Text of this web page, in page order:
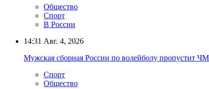
Общество
Спорт
В России
14:31 Авг. 4, 2026
Мужская сборная России по волейболу пропустит
Спорт
Общество